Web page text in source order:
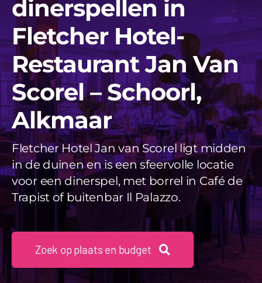
FAQs
Blog
Videos
Uitjes
Beschikbaarheid Aanvragen
dinerspellen in
Fletcher Hotel-
Restaurant Jan Van
Scorel – Schoorl,
Alkmaar
Fletcher Hotel Jan van Scorel ligt midden
in de duinen en is een sfeervolle locatie
voor een dinerspel, met borrel in Café de
Trapist of buitenbar Il Palazzo.
Zoek op plaats en budget